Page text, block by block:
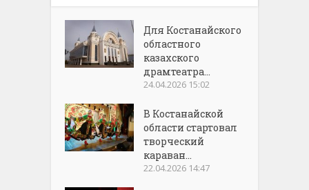
Для Костанайского
областного
казахского
драмтеатра...
24.04.2026 15:02
В Костанайской
области стартовал
творческий
караван...
22.04.2026 14:47